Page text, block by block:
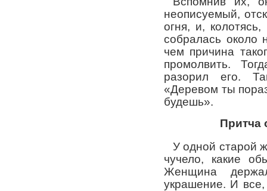
неописуемый,
огня, и,
собралась около
чем причина
промолвить.
разорил его.
«Деревом ты
будешь».
Притча
У одной старой
чучело, какие
Женщина
украшение. И все,